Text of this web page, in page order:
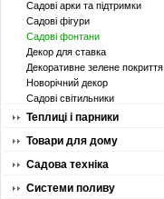
Садові арки та підтримки
Садові фігури
Садові фонтани
Декор для ставка
Декоративне зелене покриття
Новорічний декор
Садові світильники
Теплиці і парники
Товари для дому
Садова техніка
Системи поливу